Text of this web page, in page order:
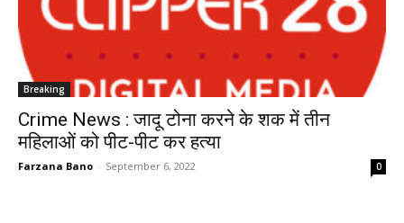
Breaking
Crime News : जादू टोना करने के शक में तीन
महिलाओं को पीट-पीट कर हत्या
Farzana Bano - September 6, 2022 0